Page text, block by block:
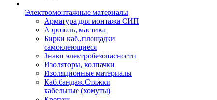
Электромонтажные материалы
Арматура для монтажа СИП
Аэрозоль, мастика
Бирки каб.,площадки
самоклеющиеся
Знаки электробезопасности
Изоляторы, колпачки
Изоляционные материалы
Каб.бандаж.Стяжки
кабельные (хомуты)